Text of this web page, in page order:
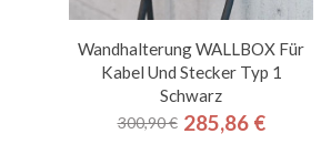
Wandhalterung WALLBOX Für
Kabel Und Stecker Typ 1
Schwarz
Regulärer
300,90 € Preis
285,86 €